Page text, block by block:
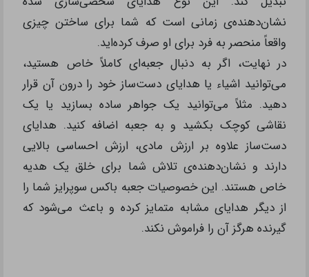
که تأثیر قابل توجهی بر گیرنده خواهد داشت. در ابتدای
این فرآیند، نیاز است به سلیقه و علایق شخص
دریافت‌کننده توجه کنید. به عنوان مثال، اگر فرد مورد نظر
به یک فیلم، کتاب یا هنرمند خاص علاقه‌مند است،
می‌توانید هدایای کوچک و مرتبط با آن را درون جعبه قرار
دهید. این عمل نشان‌دهنده‌ی توجه شما به او و تلاش
برای تهیه یک هدیه ویژه است.
یکی دیگر از روش‌های شخصی‌سازی جعبه باکس سوپرایز،
افزودن پیام‌های شخصی به آن است. نوشتن یک نامه
دست‌نویس، قرار دادن یک کارت با جمله‌ای مخصوص یا
حتی درج یک نقل قول الهام‌بخش که برای دریافت‌کننده